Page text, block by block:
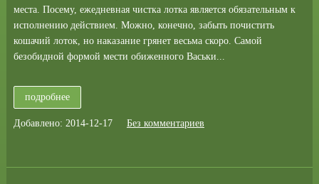
места. Посему, ежедневная чистка лотка является обязательным к
исполнению действием. Можно, конечно, забыть почистить
кошачий лоток, но наказание грянет весьма скоро. Самой
безобидной формой мести обиженного Васьки...
подробнее
Добавлено: 2014-12-17 Без комментариев